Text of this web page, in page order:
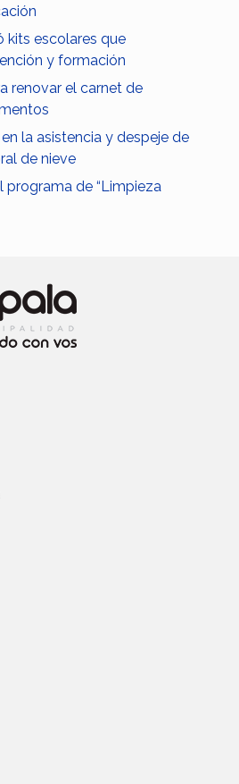
kits escolares que
y formación
renovar el carnet de
la asistencia y despeje de
de nieve
programa de “Limpieza